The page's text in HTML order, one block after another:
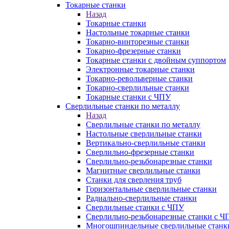
Токарные станки
Назад
Токарные станки
Настольные токарные станки
Токарно-винторезные станки
Токарно-фрезерные станки
Токарные станки с двойным суппортом
Электронные токарные станки
Токарно-револьверные станки
Токарно-сверлильные станки
Токарные станки с ЧПУ
Сверлильные станки по металлу
Назад
Сверлильные станки по металлу
Настольные сверлильные станки
Вертикально-сверлильные станки
Сверлильно-фрезерные станки
Сверлильно-резьбонарезные станки
Магнитные сверлильные станки
Станки для сверления труб
Горизонтальные сверлильные станки
Радиально-сверлильные станки
Сверлильные станки с ЧПУ
Сверлильно-резьбонарезные станки с
Многошпиндельные сверлильные